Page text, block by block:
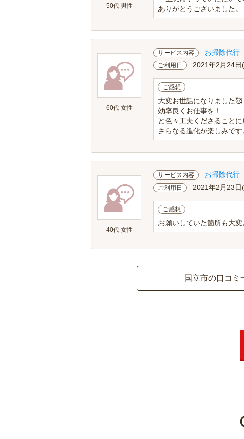
50代 男性
ありがとうございました。
60代 女性
サービス内容 お掃除代行
ご利用日 2021年2月24日
ご感想
大変お世話になりました🥰
効率良くお仕事を！
と色々工夫くださることに
さらなる進化が楽しみです
40代 女性
サービス内容 お掃除代行
ご利用日 2021年2月23日
ご感想
お願いしていた箇所も大
国立市の口コミ